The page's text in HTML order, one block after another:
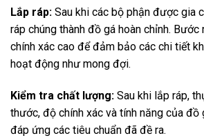
Lắp ráp: Sau khi các bộ phận được gia
ráp chúng thành đồ gá hoàn chỉnh.
chính xác cao để đảm bảo các chi tiết
hoạt động như mong đợi.
Kiểm tra chất lượng: Sau khi lắp ráp,
thước, độ chính xác và tính năng của
đáp ứng các tiêu chuẩn đã đề ra.